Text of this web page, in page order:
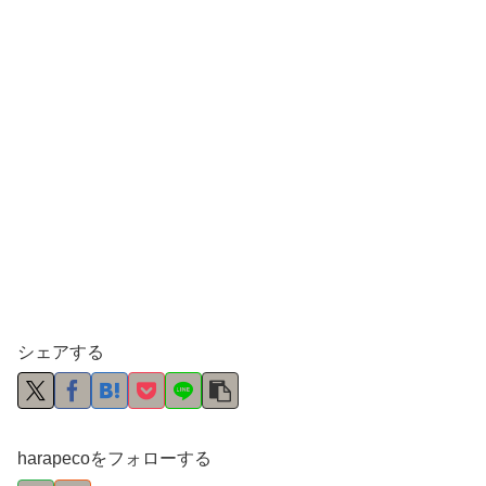
シェアする
harapecoをフォローする